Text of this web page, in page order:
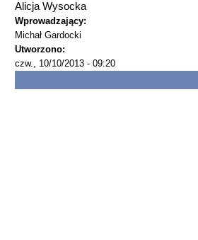
Alicja Wysocka
Wprowadzający:
Michał Gardocki
Utworzono:
czw., 10/10/2013 - 09:20